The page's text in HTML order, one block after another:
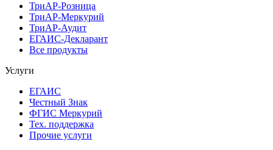
ТриАР-Розница
ТриАР-Меркурий
ТриАР-Аудит
ЕГАИС-Декларант
Все продукты
Услуги
ЕГАИС
Честный Знак
ФГИС Меркурий
Тех. поддержка
Прочие услуги